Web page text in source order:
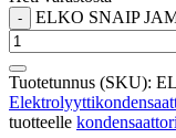
- ELKO SNAIP
Tuotetunnus (SKU):
tuotteelle kondensaattori